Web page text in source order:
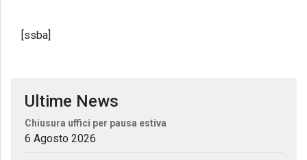
[ssba]
Ultime News
Chiusura uffici per pausa estiva
6 Agosto 2026